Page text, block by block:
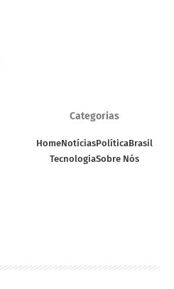
Categorias
HomeNotíciasPolíticaBrasil
TecnologiaSobre Nós